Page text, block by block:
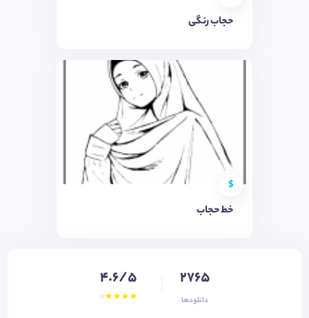
حجاب رنگی
$
خط حجاب
2765
دانلودها
4.6/5